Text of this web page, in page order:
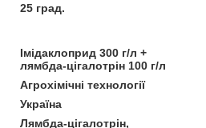
25 град.
Імідаклоприд 300 г/л +
лямбда-цігалотрін 100 г/л
Агрохімічні технології
Україна
Лямбда-цігалотрін,